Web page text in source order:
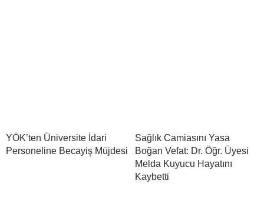
YÖK’ten Üniversite İdari
Personeline Becayiş Müjdesi
Sağlık Camiasını Yasa
Boğan Vefat: Dr. Öğr. Üyesi
Melda Kuyucu Hayatını
Kaybetti